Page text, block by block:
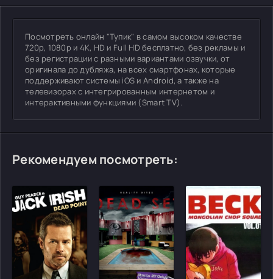
Посмотреть онлайн "Тупик" в самом высоком качестве
720p, 1080p и 4K, HD и Full HD бесплатно, без рекламы и
без регистрации с разными вариантами озвучки, от
оригинала до дубляжа, на всех смартфонах, которые
поддерживают системы iOS и Android, а также на
телевизорах с интегрированным интернетом и
интерактивными функциями (Smart TV).
Рекомендуем посмотреть: